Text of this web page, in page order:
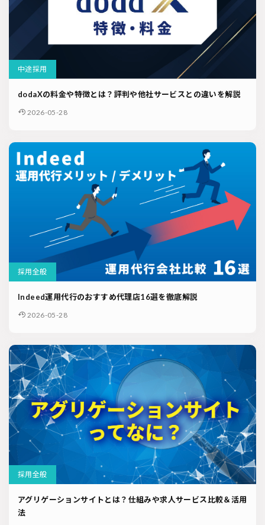
中途採用
dodaXの料金や特徴とは？評判や他社サービスとの違いを解説
2026-05-28
採用全般
Indeed運用代行のおすすめ代理店16選を徹底解説
2026-05-28
採用全般
アグリゲーションサイトとは？仕組みや求人サービス比較＆活用
法